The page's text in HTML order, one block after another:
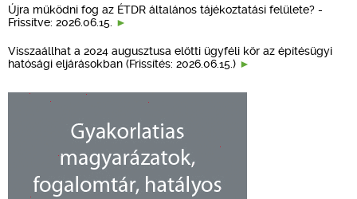
Újra működni fog az ÉTDR általános tájékoztatási felülete? -
Frissítve: 2026.06.15.
Visszaállhat a 2024 augusztusa előtti ügyféli kör az építésügyi
hatósági eljárásokban (Frissítés: 2026.06.15.)